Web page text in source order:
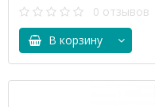
0 отзывов
В корзину